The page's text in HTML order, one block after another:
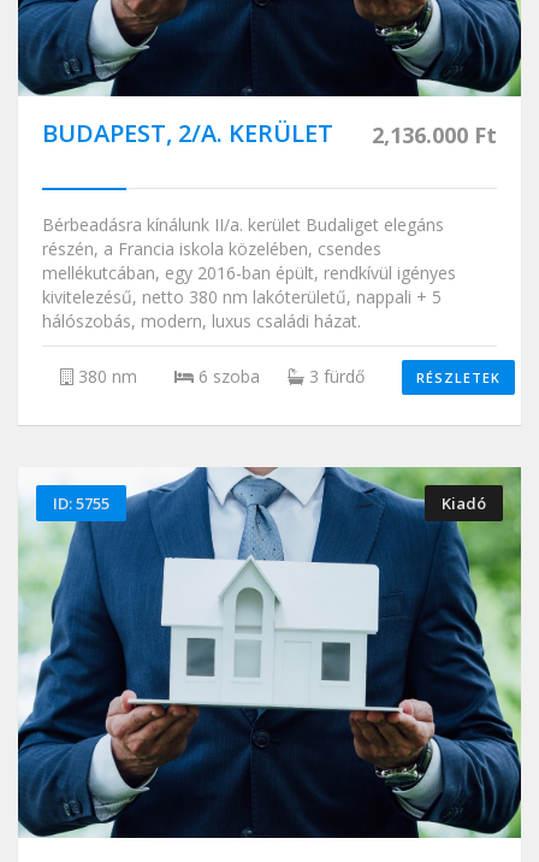
BUDAPEST, 2/A. KERÜLET 2,136.000 Ft
Bérbeadásra kínálunk II/a. kerület Budaliget elegáns
részén, a Francia iskola közelében, csendes
mellékutcában, egy 2016-ban épült, rendkívül igényes
kivitelezésű, netto 380 nm lakóterületű, nappali + 5
hálószobás, modern, luxus családi házat.
380 nm 6 szoba 3 fürdő RÉSZLETEK
ID: 5755 Kiadó